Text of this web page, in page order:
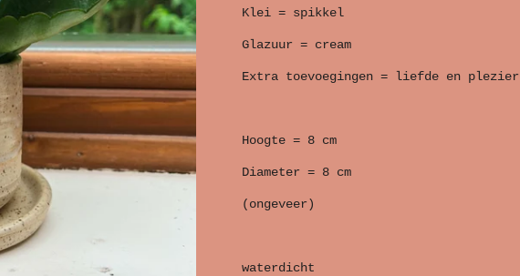
Klei = spikkel
Glazuur = cream
Extra toevoegingen = liefde en plezier
Hoogte = 8 cm
Diameter = 8 cm
(ongeveer)
waterdicht